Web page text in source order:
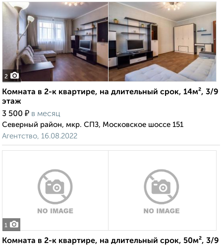
2
Комната в 2-к квартире, на длительный срок, 14м², 3/9
этаж
3 500 ₽ в месяц
Северный район, мкр. СПЗ, Московское шоссе 151
Агентство, 16.08.2022
1
Комната в 2-к квартире, на длительный срок, 50м², 3/9